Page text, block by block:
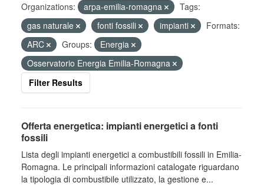
Organizations: arpa-emilia-romagna
Tags:
gas naturale
fonti fossili impianti
Formats:
ARC
Groups:
Energia
Osservatorio Energia Emilia-Romagna
Filter Results
Offerta energetica: impianti energetici a fonti
fossili
Lista degli impianti energetici a combustibili fossili in Emilia-
Romagna. Le principali informazioni catalogate riguardano
la tipologia di combustibile utilizzato, la gestione e...